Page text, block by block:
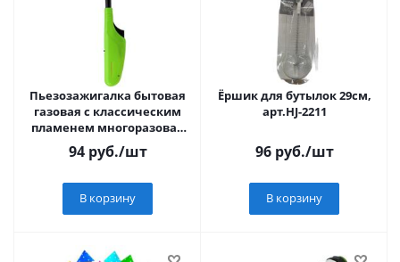
Пьезозажигалка бытовая
газовая с классическим
пламенем многоразовая
(1 шт.) зеленая СК-306
СОКОЛ
94руб./шт
В корзину
Ёршик для бутылок 29см,
арт.HJ-2211
96руб./шт
В корзину